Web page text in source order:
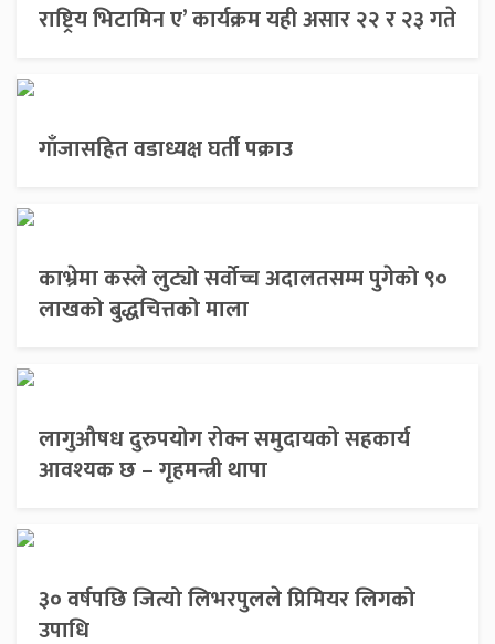
राष्ट्रिय भिटामिन ए’ कार्यक्रम यही असार २२ र २३ गते
गाँजासहित वडाध्यक्ष घर्ती पक्राउ
काभ्रेमा कस्ले लुट्यो सर्वोच्च अदालतसम्म पुगेको ९०
लाखको बुद्धचित्तको माला
लागुऔषध दुरुपयोग रोक्न समुदायको सहकार्य
आवश्यक छ – गृहमन्त्री थापा
३० वर्षपछि जित्यो लिभरपुलले प्रिमियर लिगको
उपाधि